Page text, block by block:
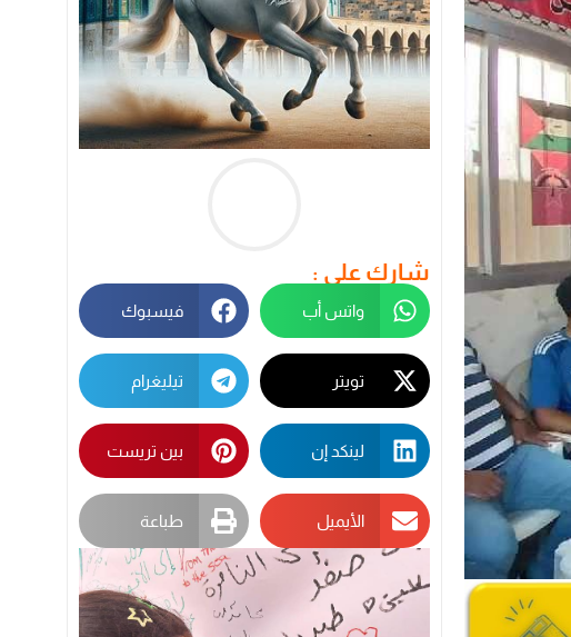
شارك على :
واتس أب فيسبوك
تويتر تيليغرام
لينكد إن بين تريست
الأيميل طباعة